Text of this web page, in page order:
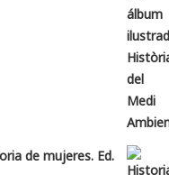
de mujeres. Ed.